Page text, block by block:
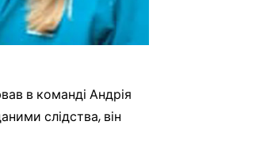
в команді Андрія
слідства, він